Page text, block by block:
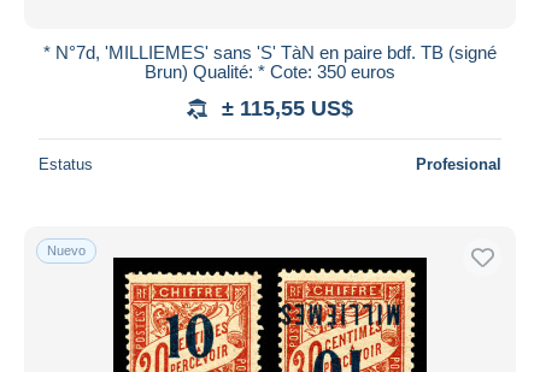
* N°7d, 'MILLIEMES' sans 'S' TàN en paire bdf. TB (signé
Brun) Qualité: * Cote: 350 euros
± 115,55 US$
Estatus Profesional
Nuevo